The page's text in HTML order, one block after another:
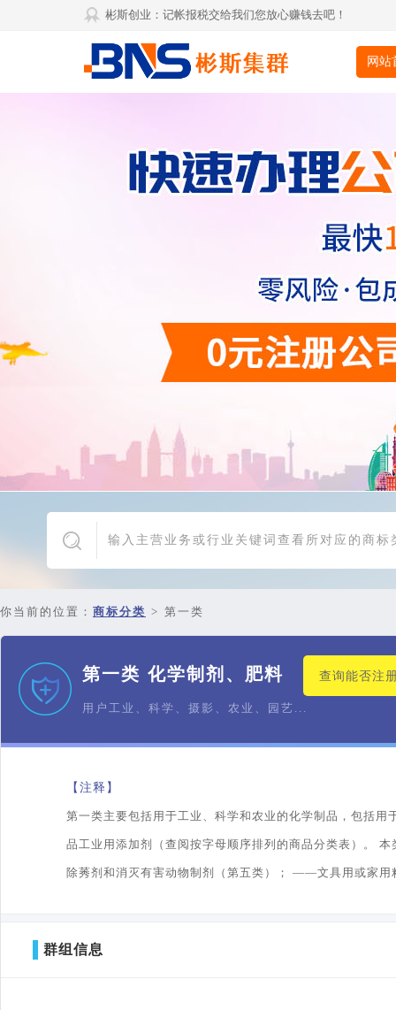
彬斯创业：记帐报税交给我们您放心赚钱去吧！
网站
你当前的位置： 商标分类 > 第一类
第一类 化学制剂、肥料 查询能否注
用户工业、科学、摄影、农业、园艺...
【注释】
第一类主要包括用于工业、科学和农业的化学制品，包
品工业用添加剂（查阅按字母顺序排列的商品分类表）
除莠剂和消灭有害动物制剂（第五类）； ——文具用或家
群组信息